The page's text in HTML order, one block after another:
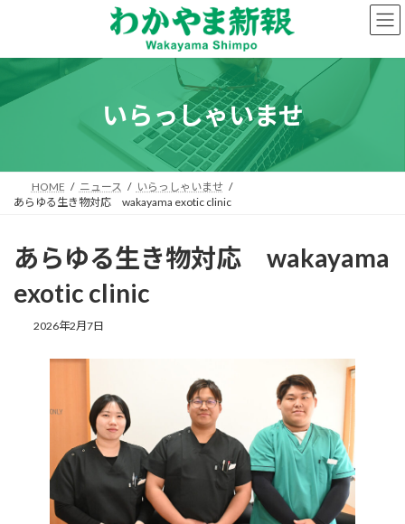
ン
へ
プ
ー
ョ
動
いらっしゃいませ
HOME ニュース
いらっしゃいませ
あらゆる生き物対応 wakayama exotic clinic
あらゆる生き物対応 wakayama
exotic clinic
2026年2月7日